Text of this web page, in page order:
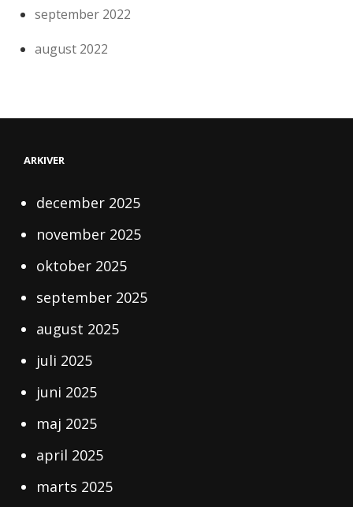
september 2022
august 2022
ARKIVER
december 2025
november 2025
oktober 2025
september 2025
august 2025
juli 2025
juni 2025
maj 2025
april 2025
marts 2025